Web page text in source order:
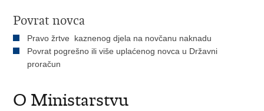
Povrat novca
Pravo žrtve kaznenog djela na novčanu naknadu
Povrat pogrešno ili više uplaćenog novca u Državni
proračun
O Ministarstvu